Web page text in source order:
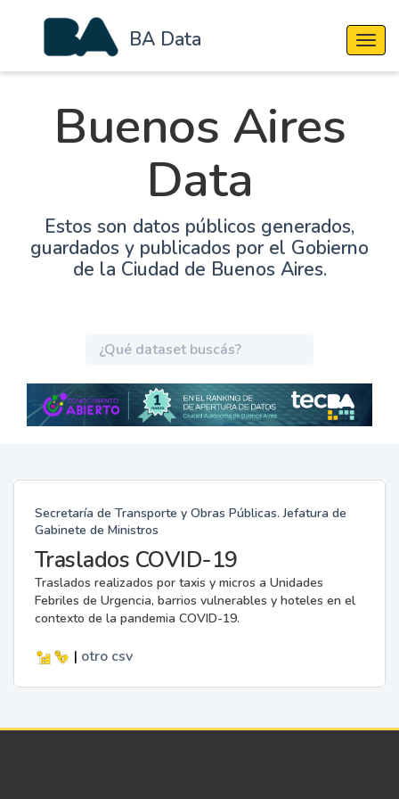
BA Data
Buenos Aires
Data
Estos son datos públicos generados,
guardados y publicados por el Gobierno
de la Ciudad de Buenos Aires.
Secretaría de Transporte y Obras Públicas. Jefatura de
Gabinete de Ministros
Traslados COVID-19
Traslados realizados por taxis y micros a Unidades
Febriles de Urgencia, barrios vulnerables y hoteles en el
contexto de la pandemia COVID-19.
| otro csv